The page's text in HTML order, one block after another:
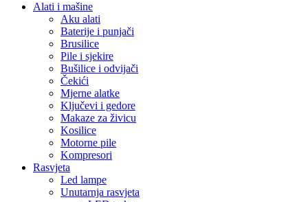
Alati i mašine
Aku alati
Baterije i punjači
Brusilice
Pile i sjekire
Bušilice i odvijači
Čekići
Mjerne alatke
Ključevi i gedore
Makaze za živicu
Kosilice
Motorne pile
Kompresori
Rasvjeta
Led lampe
Unutarnja rasvjeta